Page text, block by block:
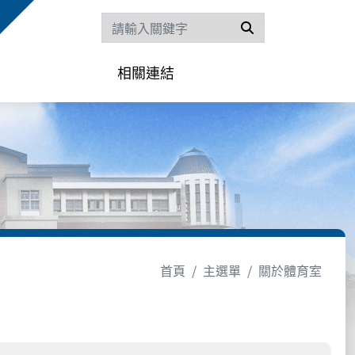
相關連結
首頁 主選單 關於體育室